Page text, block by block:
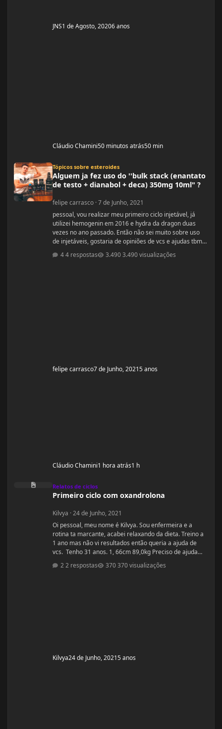
JNS1 de Agosto, 20206 anos
Cláudio Chamini50 minutos atrás50 min
Tópicos sobre esteroides
Alguem ja fez uso do ''bulk stack (enantato
de testo + dianabol + deca) 350mg 10ml" ?
felipe carrasco ·7 de Junho, 2021
pessoal, vou realizar meu primeiro ciclo injetável, já
utilizei hemogenin em 2016 e hydra da dragon duas
vezes no ano passado. Então não sei muito sobre uso
de injetáveis, gostaria de opiniões de vcs e ajudas tbm
stack que é formado por ENANTATO DE
4 respostas 3.490 visualizações
felipe carrasco7 de Junho, 20215 anos
Cláudio Chamini1 hora atrás1 h
Primeiro ciclo com oxandrolona
Relatos de ciclos
Primeiro ciclo com oxandrolona
Kilvya ·24 de Junho, 2021
Oi pessoal, meu nome é Kilvya. Sou enfermeira e a
rotina ta marcante, acabei relaxando da dieta. Treino a
1 ano mas não vi resultados então queria a ajuda de
vcs. Tenho 31 anos. 1, 66cm 89,0kg Preciso de ajuda
começar junto com vcs do zero.
2 respostas 370 visualizações
Kilvya24 de Junho, 20215 anos